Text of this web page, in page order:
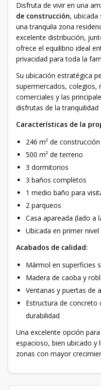
Disfruta de vivir en una
de construcción, ubicada
una tranquila zona
excelente distribución,
ofrece el equilibrio ideal
privacidad para toda la
Su ubicación estratégica
supermercados, colegios,
comerciales y las
disfrutas de la
Características de la
246 m² de construcción
500 m² de terreno
3 dormitorios
3 baños completos
1 medio baño para
2 parqueos
Casa apareada (lado a
Ubicada en primer nivel
Acabados de calidad:
Mármol en superficies
Madera de caoba y
Ventanas y puertas de
Estructura de concreto
durabilidad
Una excelente opción
espacioso, bien ubicado y
zonas con mayor